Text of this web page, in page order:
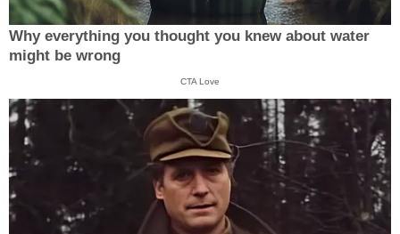
Why everything you thought you knew about water
might be wrong
CTA Love